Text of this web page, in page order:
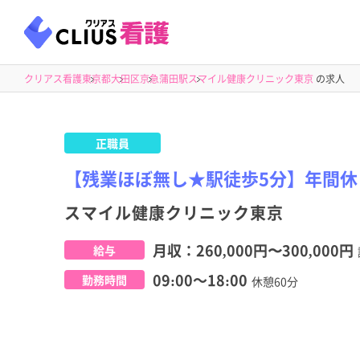
クリアス看護東京都大田区京急蒲田駅スマイル健康クリニック東京 の求人
正職員
【残業ほぼ無し★駅徒歩5分】年間
スマイル健康クリニック東京
給与 月収： 260,000円〜300,000円
勤務時間
09:00～18:00 休憩60分